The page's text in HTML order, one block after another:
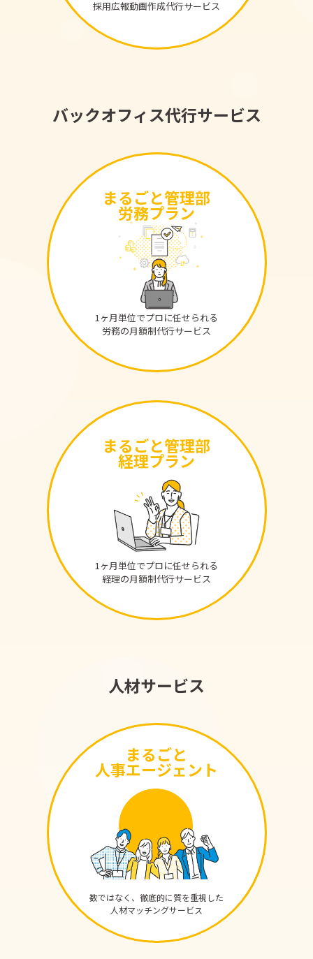
採用広報動画作成代行サービス
バックオフィス代行サービス
まるごと管理部
労務プラン
1ヶ月単位でプロに任せられる
労務の月額制代行サービス
まるごと管理部
経理プラン
1ヶ月単位でプロに任せられる
経理の月額制代行サービス
人材サービス
まるごと
人事エージェント
数ではなく、徹底的に質を重視した
人材マッチングサービス